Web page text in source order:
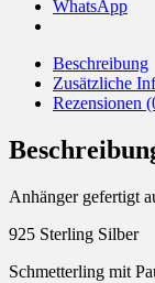
Muschel
Menge
WhatsApp
Beschreibung
Zusätzliche
Rezensionen
Anhänger gefertigt
925 Sterling Silber
Schmetterling mit